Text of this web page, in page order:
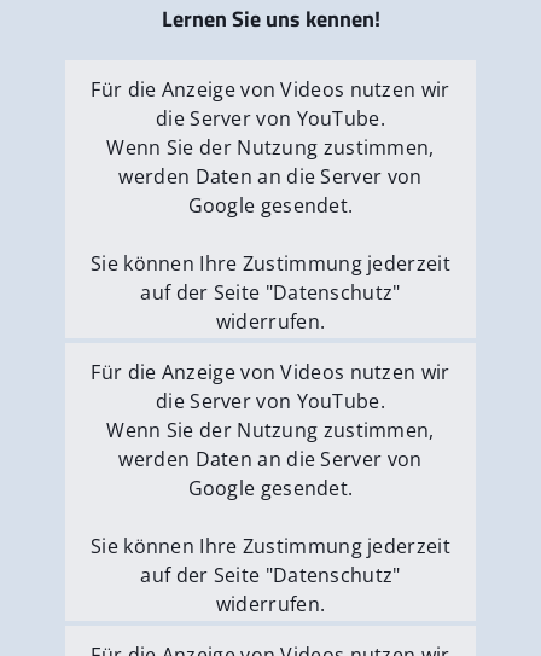
Lernen Sie uns kennen!
Für die Anzeige von Videos nutzen wir
die Server von YouTube.
Wenn Sie der Nutzung zustimmen,
werden Daten an die Server von
Google gesendet.
Sie können Ihre Zustimmung jederzeit
auf der Seite "Datenschutz"
widerrufen.
Externe Medien erlauben
Für die Anzeige von Videos nutzen wir
die Server von YouTube.
Wenn Sie der Nutzung zustimmen,
werden Daten an die Server von
Google gesendet.
Sie können Ihre Zustimmung jederzeit
auf der Seite "Datenschutz"
widerrufen.